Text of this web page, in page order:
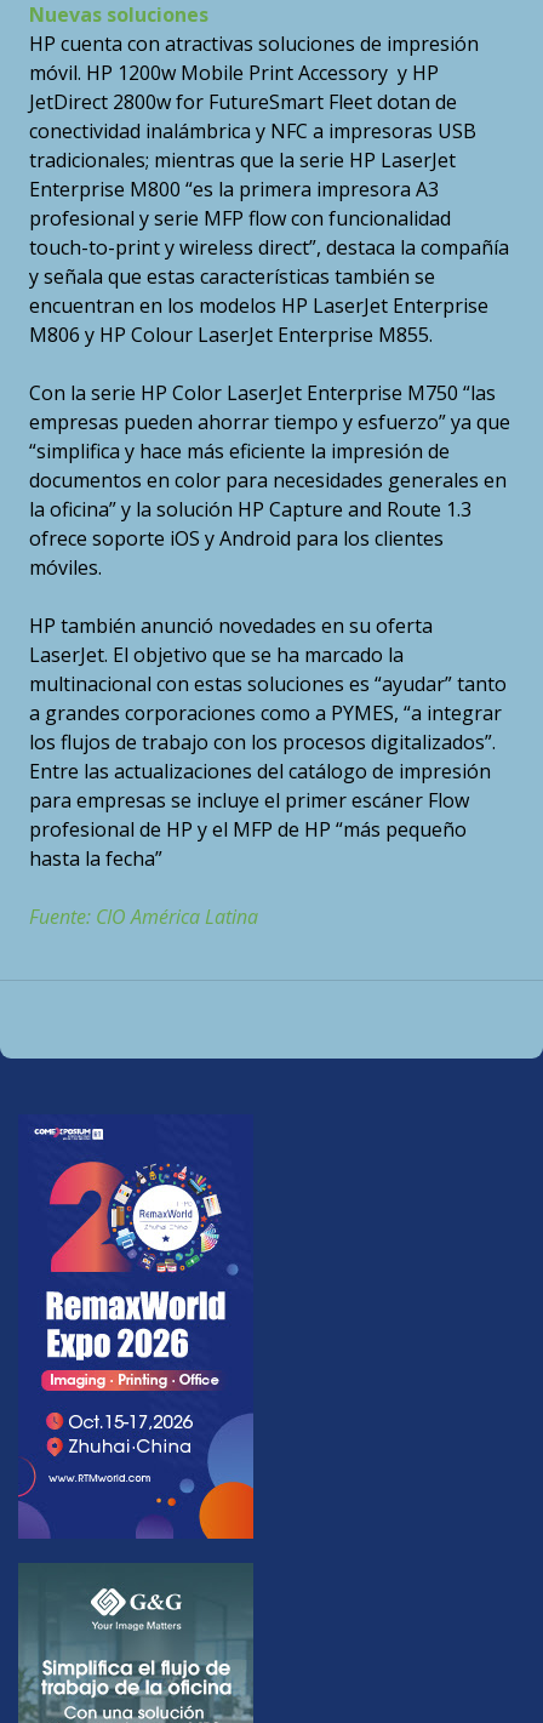
Nuevas soluciones
HP cuenta con atractivas soluciones de impresión
móvil. HP 1200w Mobile Print Accessory y HP
JetDirect 2800w for FutureSmart Fleet dotan de
conectividad inalámbrica y NFC a impresoras USB
tradicionales; mientras que la serie HP LaserJet
Enterprise M800 “es la primera impresora A3
profesional y serie MFP flow con funcionalidad
touch-to-print y wireless direct”, destaca la compañía
y señala que estas características también se
encuentran en los modelos HP LaserJet Enterprise
M806 y HP Colour LaserJet Enterprise M855.
Con la serie HP Color LaserJet Enterprise M750 “las
empresas pueden ahorrar tiempo y esfuerzo” ya que
“simplifica y hace más eficiente la impresión de
documentos en color para necesidades generales en
la oficina” y la solución HP Capture and Route 1.3
ofrece soporte iOS y Android para los clientes
móviles.
HP también anunció novedades en su oferta
LaserJet. El objetivo que se ha marcado la
multinacional con estas soluciones es “ayudar” tanto
a grandes corporaciones como a PYMES, “a integrar
los flujos de trabajo con los procesos digitalizados”.
Entre las actualizaciones del catálogo de impresión
para empresas se incluye el primer escáner Flow
profesional de HP y el MFP de HP “más pequeño
hasta la fecha”
Fuente: CIO América Latina